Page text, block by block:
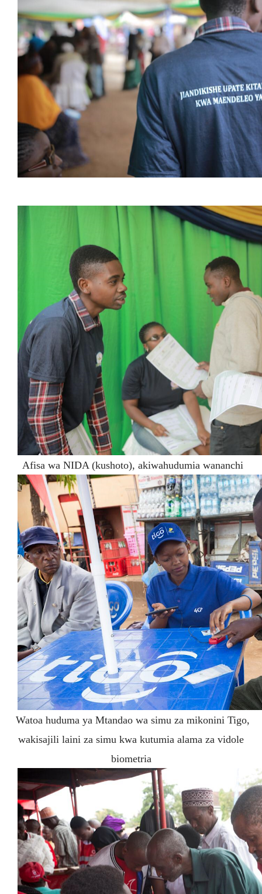
Afisa wa NIDA (kushoto), akiwahudumia wananchi
Watoa huduma ya Mtandao wa simu za mikonini Tigo,
wakisajili laini za simu kwa kutumia alama za vidole
biometria